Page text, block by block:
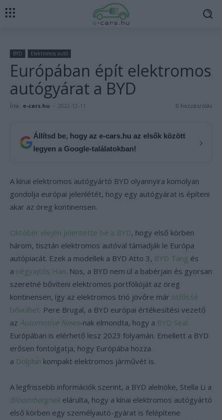
BYD Elektromos autó
Európában épít elektromos
autógyárat a BYD
Írta: e-cars.hu - 2022-12-11 0 hozzászólás
Állítsd be, hogy az e-cars.hu az elsők között
legyen a Google-találatokban!
›
A kínai elektromos autógyártó BYD olyannyira komolyan
gondolja európai jelenlétét, hogy egy autógyárat is építeni
akar az öreg kontinensen.
Október elején jelentette be a BYD, hogy első körben
három, tisztán elektromos autóval támadják le Európa
autópiacát. Ezek a modellek a BYD Atto 3, BYD Tang és
a négyajtós Han. Nos, a BYD nem ül a babérjain és gyorsan
szeretné bővíteni elektromos portfólióját az öreg
kontinensen, így az elektromos trió jövőre már ötfőssé
bővülhet. Pere Brugal, a BYD európai értékesítési vezető
az Automotive News-nak elmondta, hogy a BYD Seal
Európában is elérhető lesz 2023 folyamán. Emellett a BYD
erősen fontolgatja, hogy Európába hozza
a Dolphin kompakt elektromos járművét is.
A legfrissebb információk szerint, a BYD alelnöke, Stella Li a
Bloombergnekelárulta, hogy a kínai elektromos autógyártó
első körben egy személyautó-gyárat is felépítene